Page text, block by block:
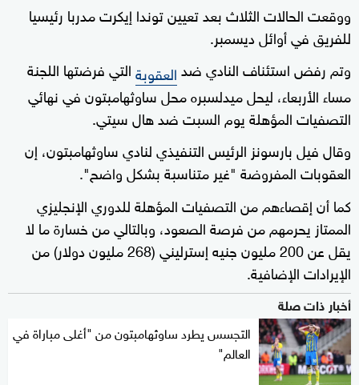
ووقعت الحالات الثلاث بعد تعيين توندا إيكرت مدربا رئيسيا
للفريق في أوائل ديسمبر.
وتم رفض استئناف النادي ضدالعقوبةالتي فرضتها اللجنة
مساء الأربعاء، ليحل ميدلسبره محل ساوثهامبتون في نهائي
التصفيات المؤهلة يوم السبت ضد هال سيتي.
وقال فيل بارسونز الرئيس التنفيذي لنادي ساوثهامبتون، إن
العقوبات المفروضة "غير متناسبة بشكل واضح".
كما أن إقصاءهم من التصفيات المؤهلة للدوري الإنجليزي
الممتاز يحرمهم من فرصة الصعود، وبالتالي من خسارة ما لا
يقل عن 200 مليون جنيه إسترليني (268 مليون دولار) من
الإيرادات الإضافية.
أخبار ذات صلة
التجسس يطرد ساوثهامبتون من "أغلى مباراة في
العالم"